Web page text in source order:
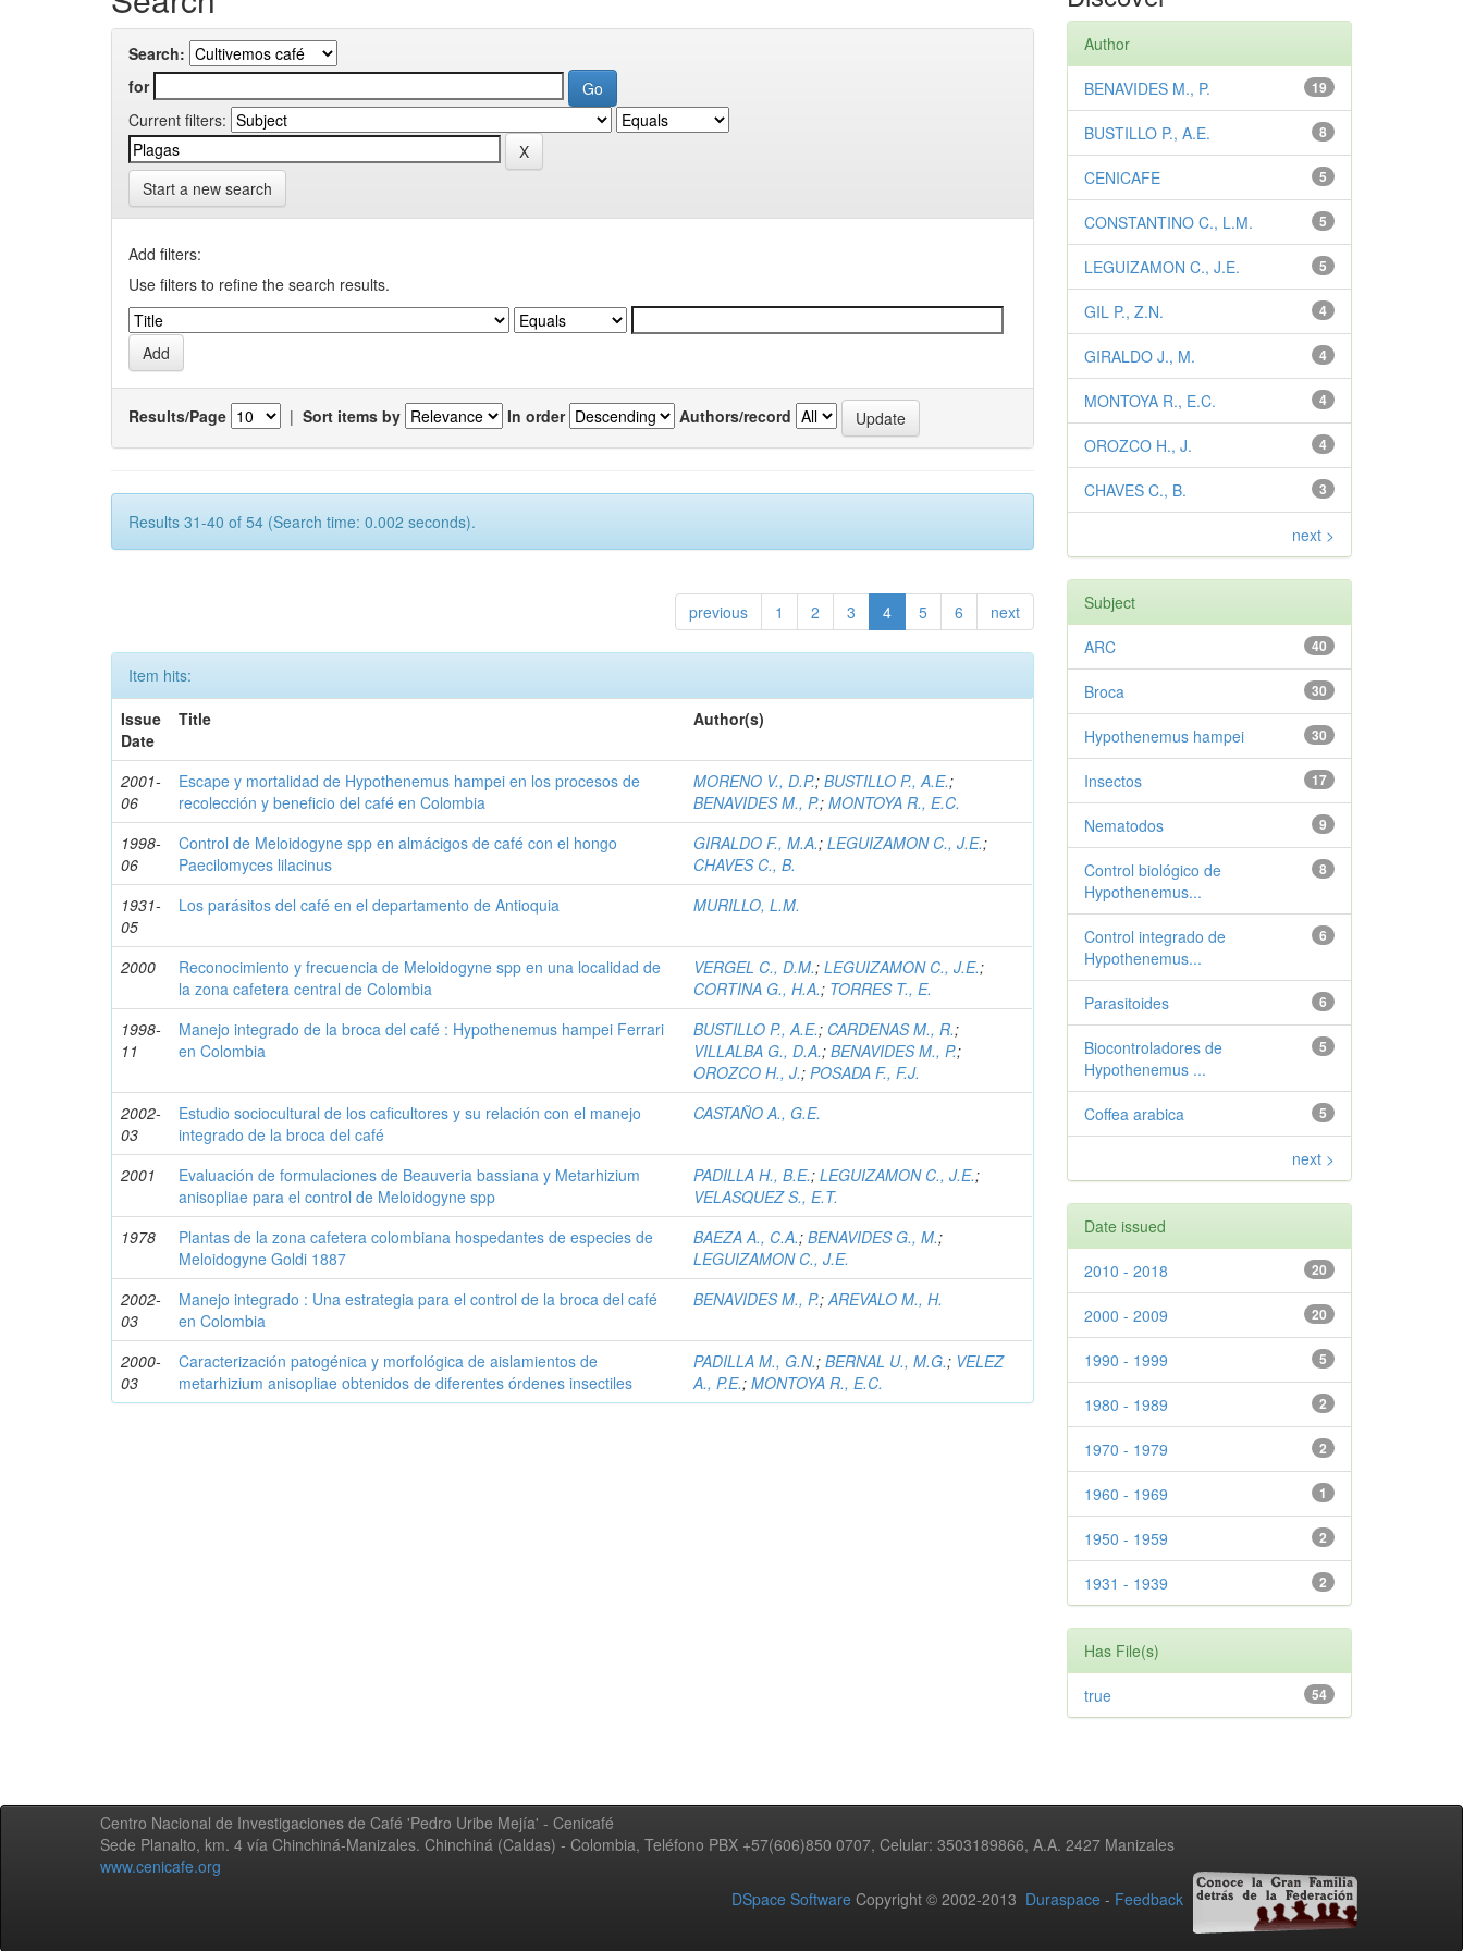
Search:
for
Current filters:
Start a new search
Add filters:
Use filters to refine the search results.
Results/Page | Sort items by In order Authors/record
Results 31-40 of 54 (Search time: 0.002 seconds).
previous 1 2 3 4 5 6 next
Item hits:
Issue
Date
Title Author(s)
2001-
06
Escape y mortalidad de Hypothenemus hampei en los procesos de
recolección y beneficio del café en Colombia
MORENO V., D.P.;BUSTILLO P., A.E.;
BENAVIDES M., P.;MONTOYA R., E.C.
1998-
06
Control de Meloidogyne spp en almácigos de café con el hongo
Paecilomyces lilacinus
GIRALDO F., M.A.;LEGUIZAMON C., J.E.;
CHAVES C., B.
1931-
05
Los parásitos del café en el departamento de Antioquia MURILLO, L.M.
2000
Reconocimiento y frecuencia de Meloidogyne spp en una localidad de
la zona cafetera central de Colombia
VERGEL C., D.M.;LEGUIZAMON C., J.E.;
CORTINA G., H.A.; TORRES T., E.
1998-
11
Manejo integrado de la broca del café : Hypothenemus hampei Ferrari
en Colombia
BUSTILLO P., A.E.; CARDENAS M., R.;
VILLALBA G., D.A.;BENAVIDES M., P.;
OROZCO H., J.;POSADA F., F.J.
2002-
03
Estudio sociocultural de los caficultores y su relación con el manejo
integrado de la broca del café
CASTAÑO A., G.E.
2001
Evaluación de formulaciones de Beauveria bassiana y Metarhizium
anisopliae para el control de Meloidogyne spp
PADILLA H., B.E.;LEGUIZAMON C., J.E.;
VELASQUEZ S., E.T.
1978
Plantas de la zona cafetera colombiana hospedantes de especies de
Meloidogyne Goldi 1887
BAEZA A., C.A.;BENAVIDES G., M.;
LEGUIZAMON C., J.E.
2002-
03
Manejo integrado : Una estrategia para el control de la broca del café
en Colombia
BENAVIDES M., P.;AREVALO M., H.
2000-
03
Caracterización patogénica y morfológica de aislamientos de
metarhizium anisopliae obtenidos de diferentes órdenes insectiles
PADILLA M., G.N.;BERNAL U., M.G.; VELEZ
A., P.E.;MONTOYA R., E.C.
Author
19
BENAVIDES M., P.
8
BUSTILLO P., A.E.
5
CENICAFE
5
CONSTANTINO C., L.M.
5
LEGUIZAMON C., J.E.
4
GIL P., Z.N.
4
GIRALDO J., M.
4
MONTOYA R., E.C.
4
OROZCO H., J.
3
CHAVES C., B.
next >
Subject
40
ARC
30
Broca
30
Hypothenemus hampei
17
Insectos
9
Nematodos
8
Control biológico de
Hypothenemus...
6
Control integrado de
Hypothenemus...
6
Parasitoides
5
Biocontroladores de
Hypothenemus ...
5
Coffea arabica
next >
Date issued
20
2010 - 2018
20
2000 - 2009
5
1990 - 1999
2
1980 - 1989
2
1970 - 1979
1
1960 - 1969
2
1950 - 1959
2
1931 - 1939
Has File(s)
54
true
Centro Nacional de Investigaciones de Café 'Pedro Uribe Mejía' - Cenicafé
Sede Planalto, km. 4 vía Chinchiná-Manizales. Chinchiná (Caldas) - Colombia, Teléfono PBX +57(606)850 0707, Celular: 3503189866, A.A. 2427 Manizales
www.cenicafe.org
DSpace Software Copyright © 2002-2013 Duraspace - Feedback